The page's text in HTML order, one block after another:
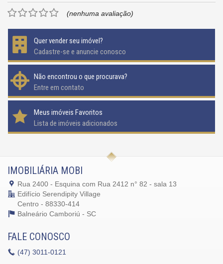
(nenhuma avaliação)
Quer vender seu imóvel?
Cadastre-se e anuncie conosco
Não encontrou o que procurava?
Entre em contato
Meus imóveis Favoritos
Lista de imóveis adicionados
IMOBILIÁRIA MOBI
Rua 2400 - Esquina com Rua 2412 n° 82 - sala 13
Edifício Serendipity Village
Centro - 88330-414
Balneário Camboriú - SC
FALE CONOSCO
(47) 3011-0121